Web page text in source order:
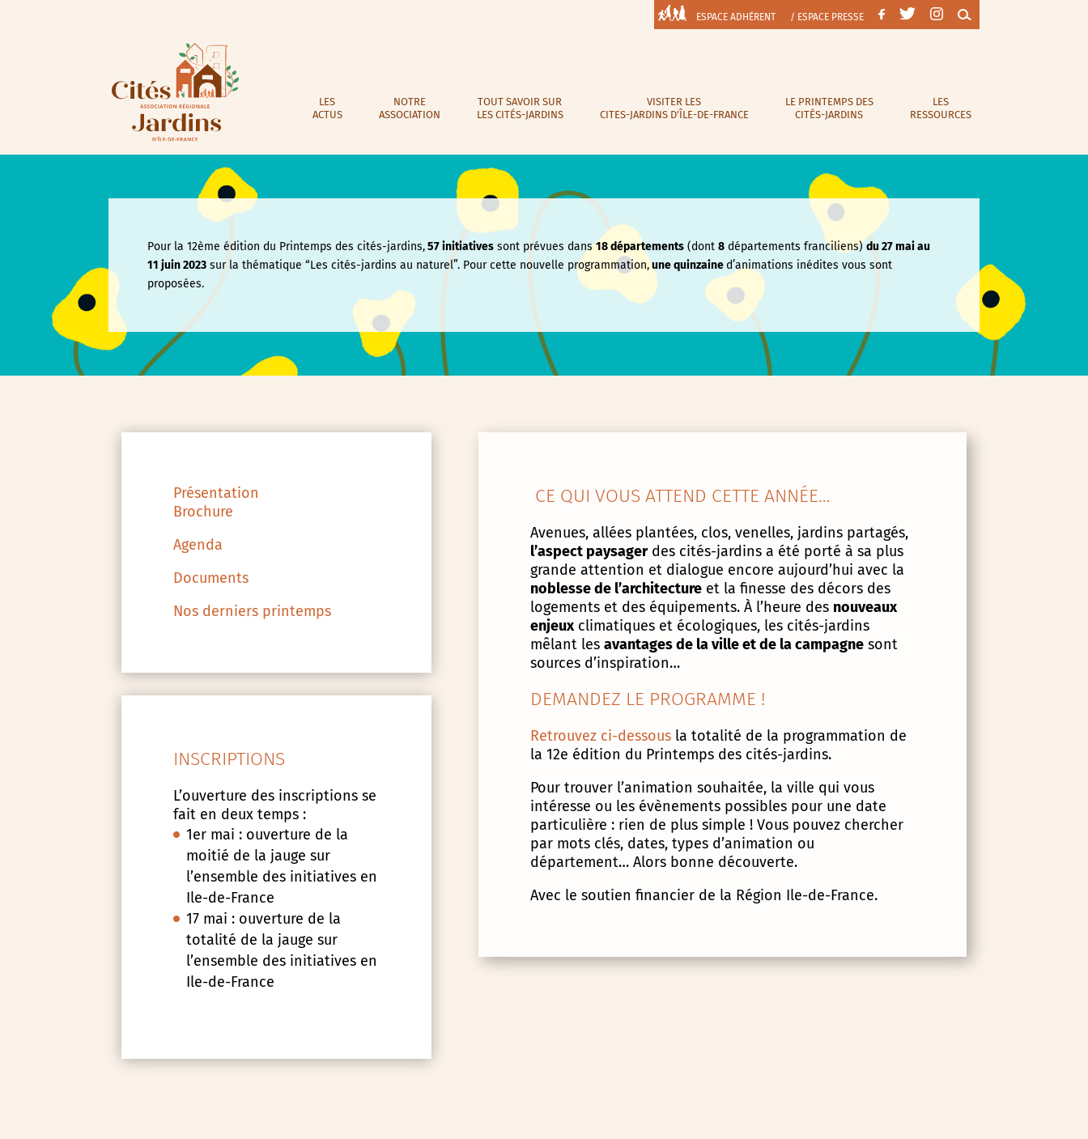
ESPACE ADHÉRENT / ESPACE PRESSE
LES
ACTUS
NOTRE
ASSOCIATION
TOUT SAVOIR SUR
LES CITÉS-JARDINS
VISITER LES
CITES-JARDINS D’ÎLE-DE-FRANCE
LE PRINTEMPS DES
CITÉS-JARDINS
LES
RESSOURCES
Pour la 12ème édition du Printemps des cités-jardins,57 initiatives sont prévues dans18 départements (dont8 départements franciliens)du 27 mai au
11 juin2023 sur la thématique “Les cités-jardins au naturel”. Pour cette nouvelle programmation,une quinzaine d’animations inédites vous sont
proposées.
Présentation
Brochure
Agenda
Documents
Nos derniers printemps
INSCRIPTIONS
L’ouverture des inscriptions se
fait en deux temps :
1er mai : ouverture de la
moitié de la jauge sur
l’ensemble des initiatives en
Ile-de-France
17 mai : ouverture de la
totalité de la jauge sur
l’ensemble des initiatives en
Ile-de-France
CE QUI VOUS ATTEND CETTE ANNÉE…
Avenues, allées plantées, clos, venelles, jardins partagés,
l’aspect paysagerdes cités-jardins a été porté à sa plus
grande attention et dialogue encore aujourd’hui avec la
noblesse de l’architectureet la finesse des décors des
logements et des équipements. À l’heure des nouveaux
enjeuxclimatiques et écologiques, les cités-jardins
mêlant les avantages de la ville et de la campagnesont
sources d’inspiration…
DEMANDEZ LE PROGRAMME !
Retrouvez ci-dessousla totalité de la programmation de
la 12e édition du Printemps des cités-jardins.
Pour trouver l’animation souhaitée, la ville qui vous
intéresse ou les évènements possibles pour une date
particulière : rien de plus simple ! Vous pouvez chercher
par mots clés, dates, types d’animation ou
département… Alors bonne découverte.
Avec le soutien financier de la Région Ile-de-France.